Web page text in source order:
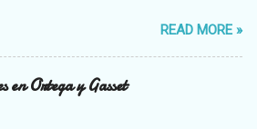
READ MORE »
en Ortega y Gasset